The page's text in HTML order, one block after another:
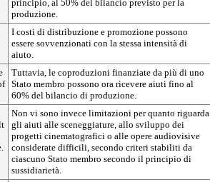
principio, al 50% del bilancio previsto per la
produzione.
I costi di distribuzione e promozione possono
essere sovvenzionati con la stessa intensità di
aiuto.
Tuttavia, le coproduzioni finanziate da più di uno
Stato membro possono ora ricevere aiuti fino al
60% del bilancio di produzione.
Non vi sono invece limitazioni per quanto riguarda
gli aiuti alle sceneggiature, allo sviluppo dei
progetti cinematografici o alle opere audiovisive
considerate difficili, secondo criteri stabiliti da
ciascuno Stato membro secondo il principio di
sussidiarietà.